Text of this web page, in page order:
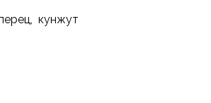
перец, кунжут